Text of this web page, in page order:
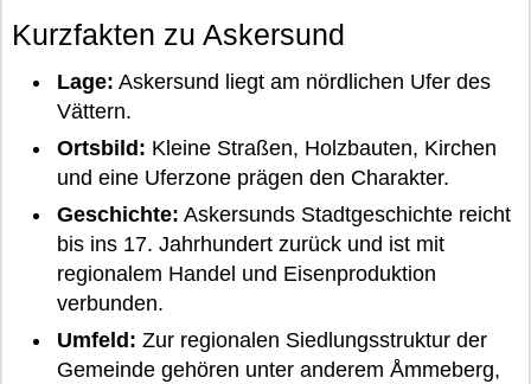
Kurzfakten zu Askersund
Lage: Askersund liegt am nördlichen Ufer des
Vättern.
Ortsbild: Kleine Straßen, Holzbauten, Kirchen
und eine Uferzone prägen den Charakter.
Geschichte: Askersunds Stadtgeschichte reicht
bis ins 17. Jahrhundert zurück und ist mit
regionalem Handel und Eisenproduktion
verbunden.
Umfeld: Zur regionalen Siedlungsstruktur der
Gemeinde gehören unter anderem Åmmeberg,